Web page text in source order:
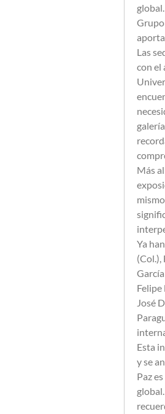
Las
con el
Más
Ya
(Col.),
Felipe
José
Esta
y se
Paz